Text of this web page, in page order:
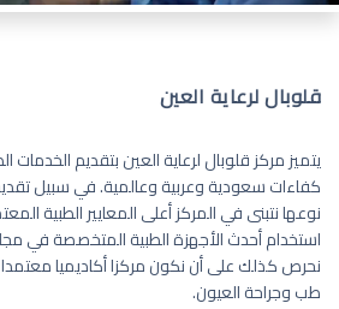
قلوبال لرعاية العين
يتميز مركز قلوبال لرعاية العين بتقديم الخدمات
كفاءات سعودية وعربية وعالمية. في سبيل
نوعها نتبنى في المركز أعلى المعايير الطبية
استخدام أحدث الأجهزة الطبية المتخصصة في
نحرص كذلك على أن نكون مركزا أكاديميا
طب وجراحة العيون.